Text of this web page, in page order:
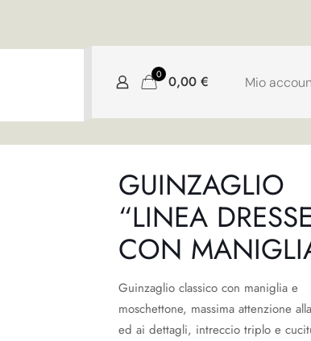
0 0,00 € Mio
GUINZAGLIO
“LINEA
CON
Guinzaglio classico con maniglia e
moschettone, massima attenzione
ed ai dettagli, intreccio triplo e